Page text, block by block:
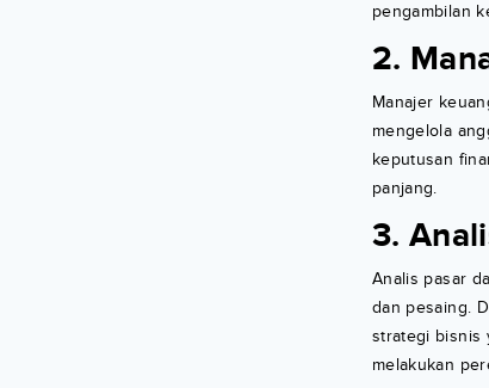
pengambilan
2.
Manajer
mengelola
keputusan
panjang.
3.
Analis pasar
dan pesaing.
strategi bisnis
melakukan